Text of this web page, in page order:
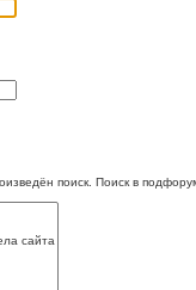
поиск. Поиск в